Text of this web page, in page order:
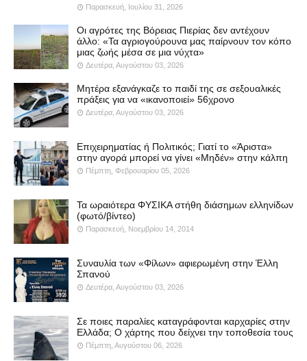
Παρασκευή, Ιουλίου 31, 2026
Οι αγρότες της Βόρειας Πιερίας δεν αντέχουν
άλλο: «Τα αγριογούρουνα μας παίρνουν τον κόπο
μιας ζωής μέσα σε μια νύχτα»
Δευτέρα, Αυγούστου 03, 2026
Μητέρα εξανάγκαζε το παιδί της σε σεξουαλικές
πράξεις για να «ικανοποιεί» 56χρονο
Δευτέρα, Αυγούστου 03, 2026
Επιχειρηματίας ή Πολιτικός; Γιατί το «Άριστα»
στην αγορά μπορεί να γίνει «Μηδέν» στην κάλπη
Πέμπτη, Φεβρουαρίου 05, 2026
Τα ωραιότερα ΦΥΣΙΚΑ στήθη διάσημων ελληνίδων
(φωτό/βίντεο)
Παρασκευή, Νοεμβρίου 14, 2014
Συναυλία των «Φίλων» αφιερωμένη στην Έλλη
Σπανού
Δευτέρα, Αυγούστου 03, 2026
Σε ποιες παραλίες καταγράφονται καρχαρίες στην
Ελλάδα; Ο χάρτης που δείχνει την τοποθεσία τους
Πέμπτη, Αυγούστου 06, 2026